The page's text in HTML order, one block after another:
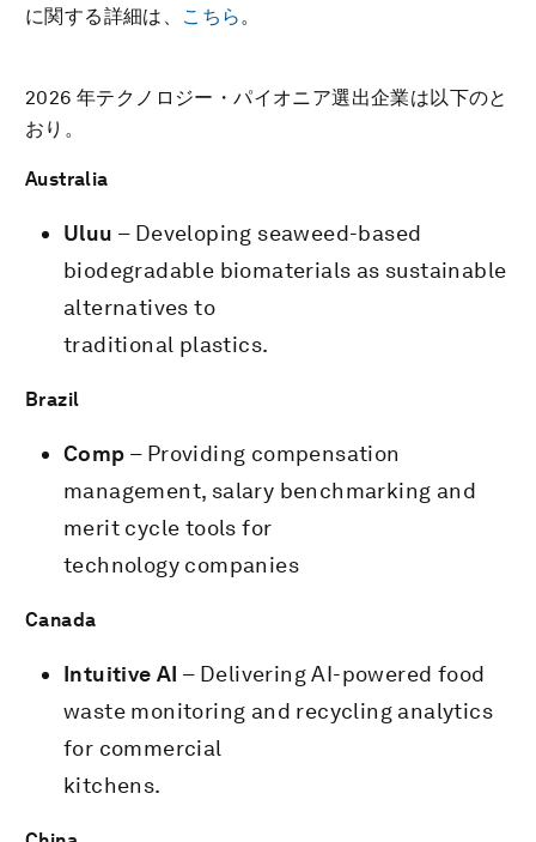
に関する詳細は、 こちら。
2026 年テクノロジー・パイオニア選出企業は以下のと
おり。
Australia
Uluu – Developing seaweed-based
biodegradable biomaterials as sustainable
alternatives to
traditional plastics.
Brazil
Comp – Providing compensation
management, salary benchmarking and
merit cycle tools for
technology companies
Canada
Intuitive AI – Delivering AI-powered food
waste monitoring and recycling analytics
for commercial
kitchens.